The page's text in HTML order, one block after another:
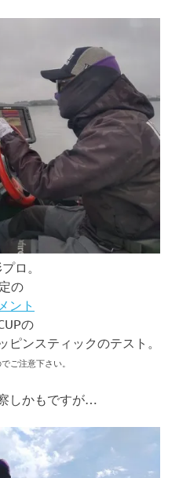
ロ。
の
ント
の
ンスティックのテスト。
ご注意下さい。
しかもですが…